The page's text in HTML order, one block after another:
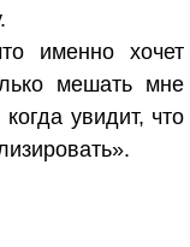
именно хочет
мешать мне
увидит, что